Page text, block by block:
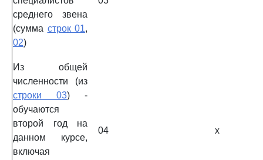
среднего звена
(сумма строк 01,
02)
Из общей
численности (из
строки 03) -
обучаются
второй год на
данном курсе,
включая
04 x